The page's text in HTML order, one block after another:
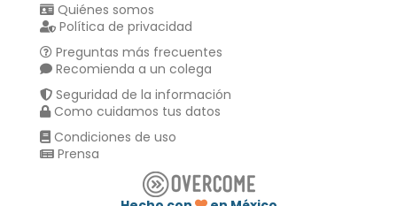
Quiénes somos
Política de privacidad
Preguntas más frecuentes
Recomienda a un colega
Seguridad de la información
Como cuidamos tus datos
Condiciones de uso
Prensa